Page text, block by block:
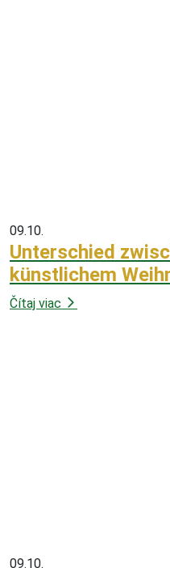
09.10.
Unterschied
künstlichem
Čítaj viac
09.10.